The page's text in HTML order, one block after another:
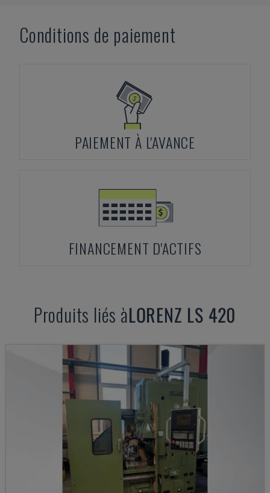
Conditions de paiement
PAIEMENT À L'AVANCE
FINANCEMENT D'ACTIFS
Produits liés àLORENZ LS 420